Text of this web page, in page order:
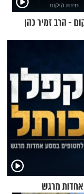
- הרב זמיר כהן
אחדות מרגש